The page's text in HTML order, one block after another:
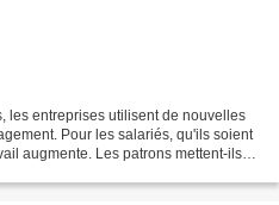
les entreprises utilisent de nouvelles
Pour les salariés, qu'ils soient
augmente. Les patrons mettent-ils